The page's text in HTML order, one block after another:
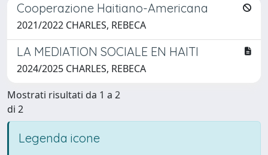
Cooperazione Haitiano-Americana
2021/2022 CHARLES, REBECA
LA MEDIATION SOCIALE EN HAITI
2024/2025 CHARLES, REBECA
Mostrati risultati da 1 a 2
di 2
Legenda icone